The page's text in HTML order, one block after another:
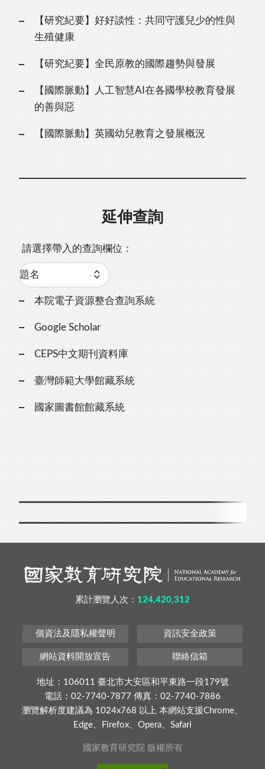
【研究紀要】好好談性：共同守護兒少的性與
生殖健康
【研究紀要】全民原教的國際趨勢與發展
【國際脈動】人工智慧AI在各國學校教育發展
的善與惡
【國際脈動】英國幼兒教育之發展概況
延伸查詢
請選擇帶入的查詢欄位：
本院電子資源整合查詢系統
Google Scholar
CEPS中文期刊資料庫
臺灣師範大學館藏系統
國家圖書館館藏系統
累計瀏覽人次： 124,420,312
個資法及隱私權聲明 資訊安全政策
網站資料開放宣告 聯絡信箱
地址：106011 臺北市大安區和平東路一段179號
電話：02-7740-7877 傳真：02-7740-7886
瀏覽解析度建議為 1024x768 以上 本網站支援Chrome、
Edge、Firefox、Opera、Safari
國家教育研究院 版權所有